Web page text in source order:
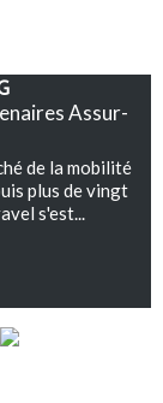
Assur-
de la mobilité
plus de vingt
s'est...